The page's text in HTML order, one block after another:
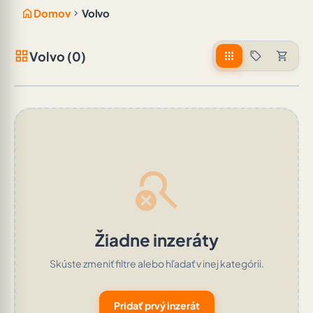
home Domov chevron_right Volvo
grid_viewVolvo (0) apps sell shopping_cart
search_off
Žiadne inzeráty
Skúste zmeniť filtre alebo hľadať v inej kategórii.
Pridať prvý inzerát